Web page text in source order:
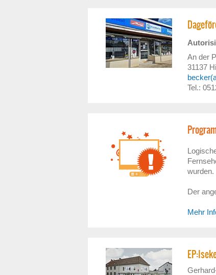
An der
31137
Tel.:
wurden.
Der
Mehr